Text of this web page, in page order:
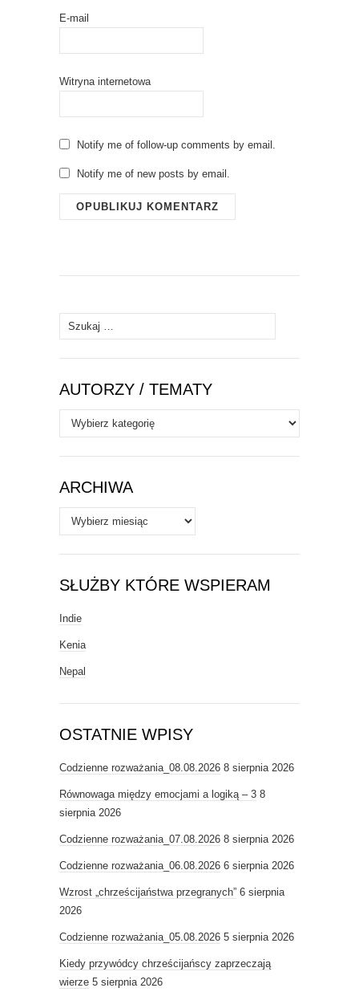
E-mail
Witryna internetowa
Notify me of follow-up comments by email.
Notify me of new posts by email.
Szukaj:
AUTORZY / TEMATY
Autorzy
/
Tematy
ARCHIWA
Archiwa
SŁUŻBY KTÓRE WSPIERAM
Indie
Kenia
Nepal
OSTATNIE WPISY
Codzienne rozważania_08.08.2026 8 sierpnia 2026
Równowaga między emocjami a logiką – 3 8
sierpnia 2026
Codzienne rozważania_07.08.2026 8 sierpnia 2026
Codzienne rozważania_06.08.2026 6 sierpnia 2026
Wzrost „chrześcijaństwa przegranych” 6 sierpnia
2026
Codzienne rozważania_05.08.2026 5 sierpnia 2026
Kiedy przywódcy chrześcijańscy zaprzeczają
wierze 5 sierpnia 2026